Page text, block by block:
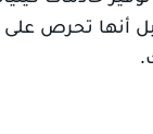
بل أنها تحرص